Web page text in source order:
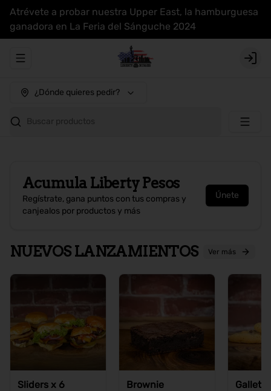
Atrévete a probar nuestra Upper East, la hamburguesa
ganadora en La Feria del Sánguche 2024
Abrir menu de navegación Login
¿Dónde quieres pedir?
Buscar productos
Acumula Liberty Pesos
Regístrate, gana puntos con tus compras y
canjealos por productos y más
Únete
NUEVOS LANZAMIENTOS Ver más
Sliders x 6 Brownie Galletas